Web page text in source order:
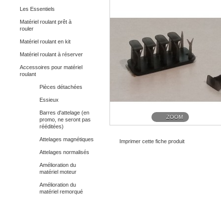
Les Essentiels
Matériel roulant prêt à
rouler
Matériel roulant en kit
Matériel roulant à réserver
Accessoires pour matériel
roulant
Pièces détachées
Essieux
Barres d'attelage (en
promo, ne seront pas
rééditées)
Attelages magnétiques
Attelages normalisés
Amélioration du
matériel moteur
Amélioration du
matériel remorqué
ZOOM
Imprimer cette fiche produit